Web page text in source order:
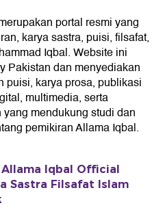
portal resmi yang
karya sastra, puisi, filsafat,
Iqbal. Website ini
Pakistan dan menyediakan
puisi, karya prosa, publikasi
multimedia, serta
mendukung studi dan
pemikiran Allama Iqbal.
Allama Iqbal Official
Sastra Filsafat Islam